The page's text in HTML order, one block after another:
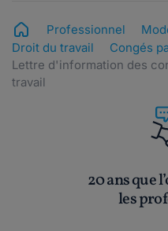
Professionnel
Droit du travail
Congés
Lettre d'information des
travail
20 ans que
les